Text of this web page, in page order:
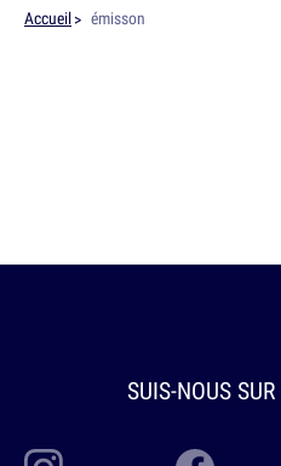
Accueil émisson
SUIS-NOUS SUR